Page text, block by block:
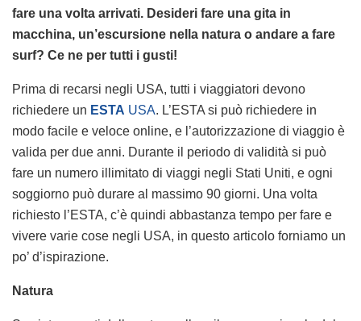
fare una volta arrivati. Desideri fare una gita in
macchina, un’escursione nella natura o andare a fare
surf? Ce ne per tutti i gusti!
Prima di recarsi negli USA, tutti i viaggiatori devono
richiedere un ESTA USA. L’ESTA si può richiedere in
modo facile e veloce online, e l’autorizzazione di viaggio è
valida per due anni. Durante il periodo di validità si può
fare un numero illimitato di viaggi negli Stati Uniti, e ogni
soggiorno può durare al massimo 90 giorni. Una volta
richiesto l’ESTA, c’è quindi abbastanza tempo per fare e
vivere varie cose negli USA, in questo articolo forniamo un
po’ d’ispirazione.
Natura